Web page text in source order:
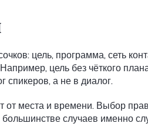
цель, программа, сеть
цель без чёткого
спикеров, а не в диалог.
от места и времени. Выбор
случаев именно